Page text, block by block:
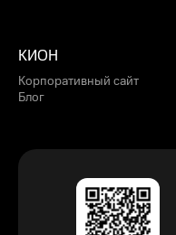
КИОН
Корпоративный сайт
Блог